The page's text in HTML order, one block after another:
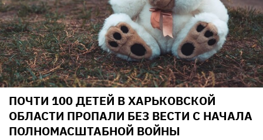
ПОЧТИ 100 ДЕТЕЙ В ХАРЬКОВСКОЙ
ОБЛАСТИ ПРОПАЛИ БЕЗ ВЕСТИ С НАЧАЛА
ПОЛНОМАСШТАБНОЙ ВОЙНЫ